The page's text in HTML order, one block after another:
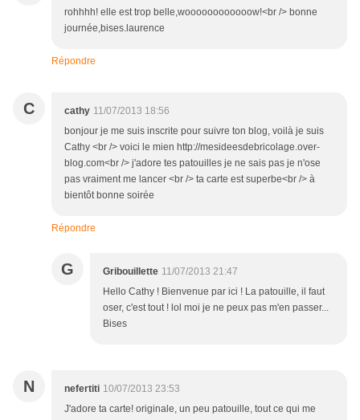
rohhhh! elle est trop belle,woooooooooooow!<br /> bonne
journée,bises.laurence
Répondre
C cathy 11/07/2013 18:56
bonjour je me suis inscrite pour suivre ton blog, voilà je suis
Cathy <br /> voici le mien http://mesideesdebricolage.over-
blog.com<br /> j'adore tes patouilles je ne sais pas je n'ose
pas vraiment me lancer <br /> ta carte est superbe<br /> à
bientôt bonne soirée
Répondre
G Gribouillette 11/07/2013 21:47
Hello Cathy ! Bienvenue par ici ! La patouille, il faut
oser, c'est tout ! lol moi je ne peux pas m'en passer...
Bises
N nefertiti 10/07/2013 23:53
J'adore ta carte! originale, un peu patouille, tout ce qui me